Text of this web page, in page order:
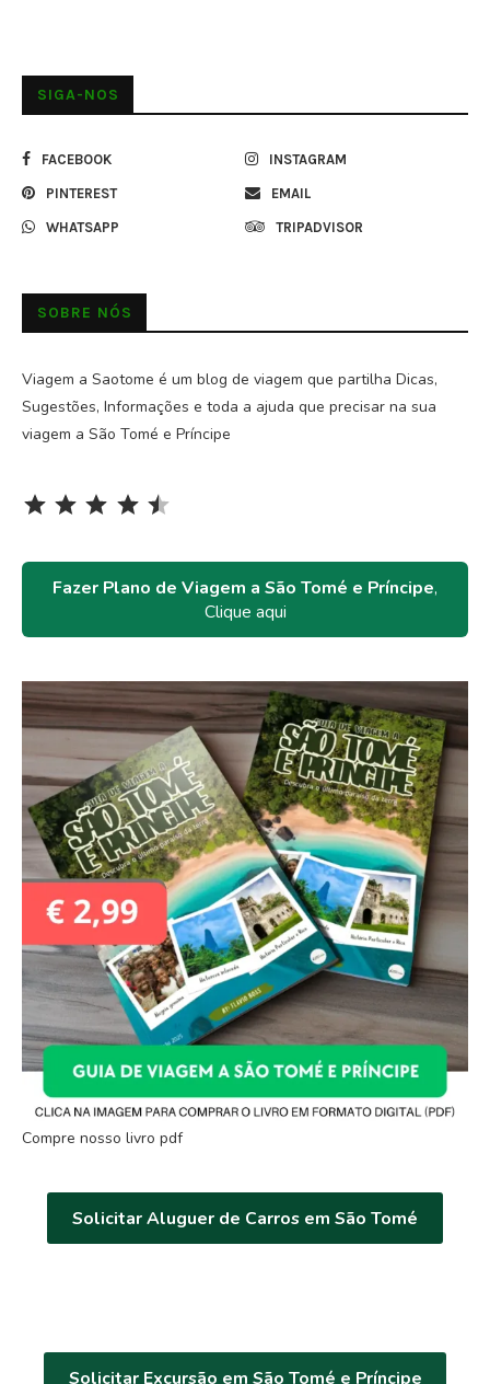
SIGA-NOS
FACEBOOK INSTAGRAM
PINTEREST EMAIL
WHATSAPP TRIPADVISOR
SOBRE NÓS
Viagem a Saotome é um blog de viagem que partilha Dicas,
Sugestões, Informações e toda a ajuda que precisar na sua
viagem a São Tomé e Príncipe
⭐⭐⭐ ⭐⭐
Fazer Plano de Viagem a São Tomé e Príncipe,
Clique aqui
Compre nosso livro pdf
Solicitar Aluguer de Carros em São Tomé
Solicitar Excursão em São Tomé e Príncipe